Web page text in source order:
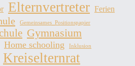
Elternvertreter Ferien
Gemeinsames_Positionspapier
Gymnasium
Home schooling Inklusion
Kreiselternrat